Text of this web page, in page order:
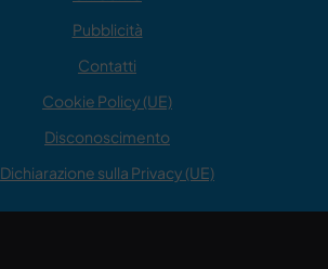
Pubblicità
Contatti
Cookie Policy (UE)
Disconoscimento
Dichiarazione sulla Privacy (UE)